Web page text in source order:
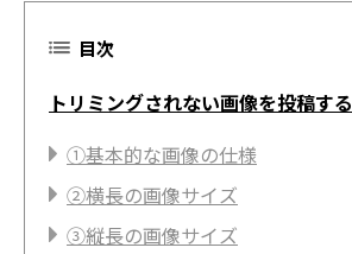
目次
トリミングされない画像を投稿す
①基本的な画像の仕様
②横長の画像サイズ
③縦長の画像サイズ